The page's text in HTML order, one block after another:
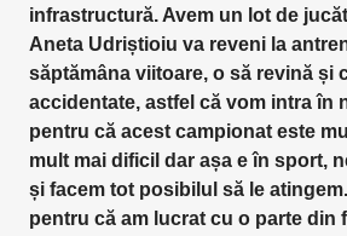
infrastructură. Avem un lot de
Aneta Udriștioiu va reveni la
săptămâna viitoare, o să revină și
accidentate, astfel că vom intra în
pentru că acest campionat este
mult mai dificil dar așa e în sport,
și facem tot posibilul să le
pentru că am lucrat cu o parte din